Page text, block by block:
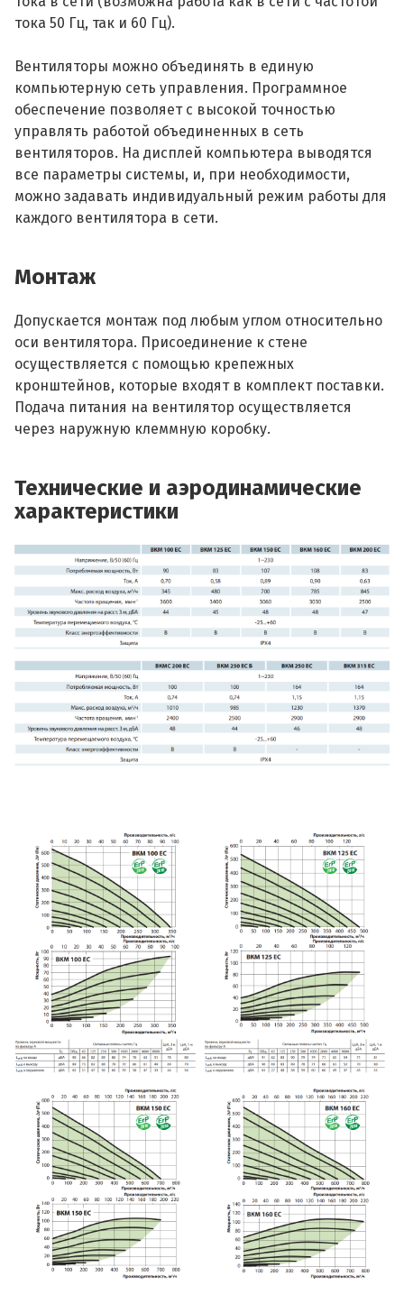
тока 50 Гц, так и 60 Гц).
Вентиляторы можно объединять в единую
компьютерную сеть управления. Программное
обеспечение позволяет с высокой точностью
управлять работой объединенных в сеть
вентиляторов. На дисплей компьютера выводятся
все параметры системы, и, при необходимости,
можно задавать индивидуальный режим работы для
каждого вентилятора в сети.
Монтаж
Допускается монтаж под любым углом относительно
оси вентилятора. Присоединение к стене
осуществляется с помощью крепежных
кронштейнов, которые входят в комплект поставки.
Подача питания на вентилятор осуществляется
через наружную клеммную коробку.
Технические и аэродинамические
характеристики